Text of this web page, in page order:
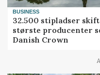
BUSINESS
32.500 stipladser
største producenter
Danish Crown